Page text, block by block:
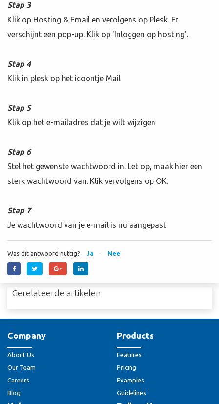
Stap 3
Klik op Hosting & Email en verolgens op Plesk. Er
verschijnt een pop-up. Klik op 'Inloggen op hosting'.
Stap 4
Klik in plesk op het icoontje Mail
Stap 5
Klik op het e-mailadres dat je wilt wijzigen
Stap 6
Stel het gewenste wachtwoord in. Let op, maak hier een
sterk wachtwoord van. Klik vervolgens op OK.
Stap 7
Je wachtwoord van je e-mail is nu aangepast
Was dit antwoord nuttig? Ja Nee
Gerelateerde artikelen
Company
About Us
Our Team
Careers
Blog
Products
Features
Pricing
Examples
Guidelines